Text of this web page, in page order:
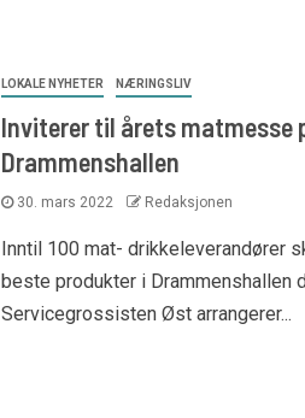
LOKALE NYHETER NÆRINGSLIV
Inviterer til årets matmesse
Drammenshallen
30. mars 2022 Redaksjonen
Inntil 100 mat- drikkeleverandører
beste produkter i Drammenshallen
Servicegrossisten Øst arrangerer...